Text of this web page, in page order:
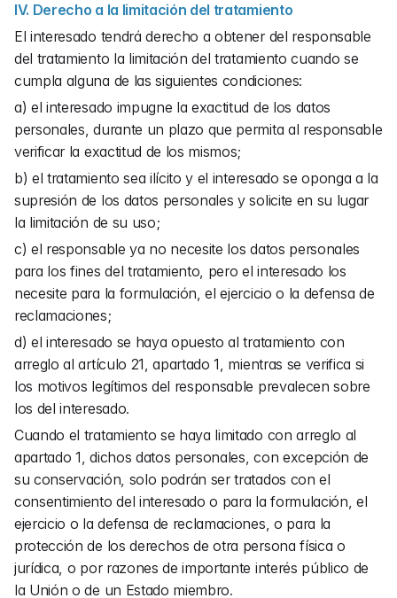
IV. Derecho a la limitación del tratamiento
El interesado tendrá derecho a obtener del responsable
del tratamiento la limitación del tratamiento cuando se
cumpla alguna de las siguientes condiciones:
a) el interesado impugne la exactitud de los datos
personales, durante un plazo que permita al responsable
verificar la exactitud de los mismos;
b) el tratamiento sea ilícito y el interesado se oponga a la
supresión de los datos personales y solicite en su lugar
la limitación de su uso;
c) el responsable ya no necesite los datos personales
para los fines del tratamiento, pero el interesado los
necesite para la formulación, el ejercicio o la defensa de
reclamaciones;
d) el interesado se haya opuesto al tratamiento con
arreglo al artículo 21, apartado 1, mientras se verifica si
los motivos legítimos del responsable prevalecen sobre
los del interesado.
Cuando el tratamiento se haya limitado con arreglo al
apartado 1, dichos datos personales, con excepción de
su conservación, solo podrán ser tratados con el
consentimiento del interesado o para la formulación, el
ejercicio o la defensa de reclamaciones, o para la
protección de los derechos de otra persona física o
jurídica, o por razones de importante interés público de
la Unión o de un Estado miembro.